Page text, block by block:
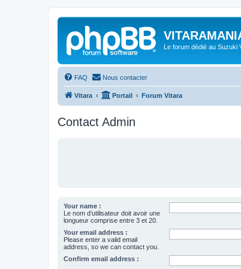
Le forum dédié au Suzuki
FAQ Nous contacter
Vitara Portail Forum Vitara
Contact Admin
Your name :
Le nom d’utilisateur doit avoir une
longueur comprise entre 3 et 20.
Your email address :
Please enter a valid email
address, so we can contact you.
Confirm email address :